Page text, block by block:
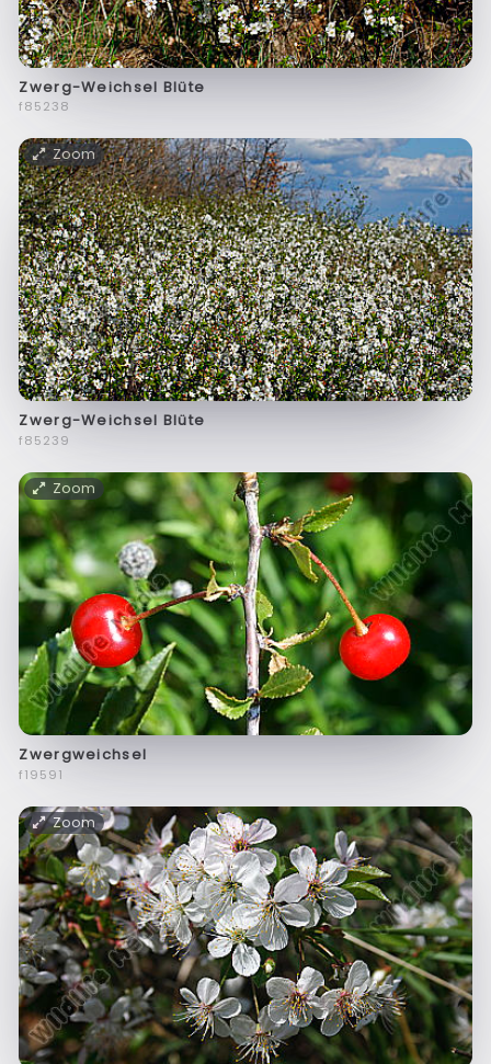
Zwerg-Weichsel Blüte
f85238
Zoom
Zwerg-Weichsel Blüte
f85239
Zoom
Zwergweichsel
f19591
Zoom